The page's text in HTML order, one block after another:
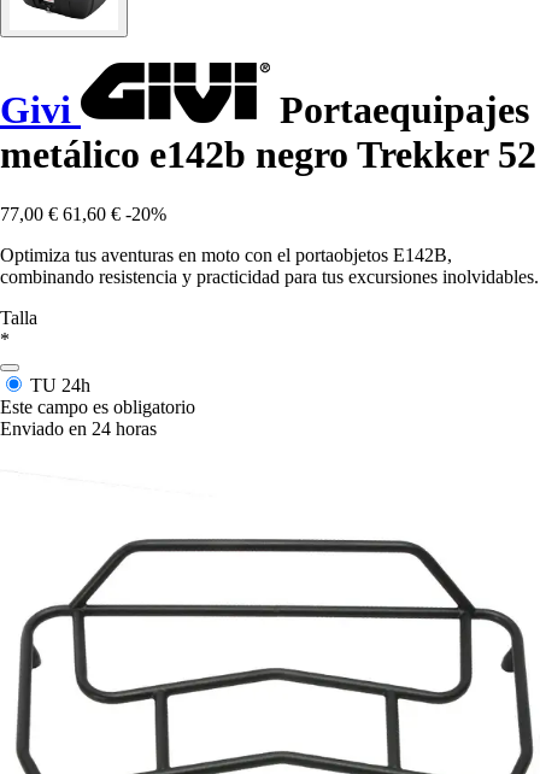
Givi
Portaequipajes
metálico e142b negro Trekker 52
77,00 € 61,60 € -20%
Optimiza tus aventuras en moto con el portaobjetos E142B,
combinando resistencia y practicidad para tus excursiones inolvidables.
Talla
*
TU 24h
Este campo es obligatorio
Enviado en 24 horas